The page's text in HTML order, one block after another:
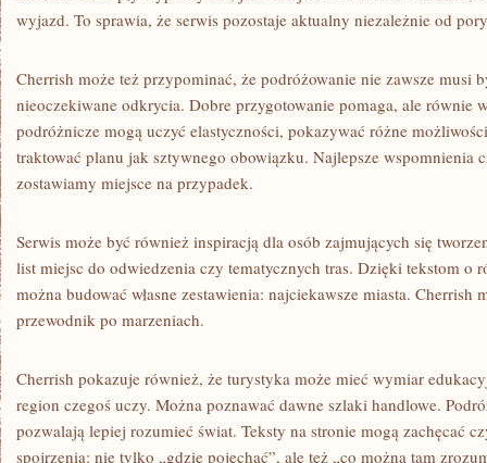
wyjazd. To sprawia, że serwis pozostaje aktualny niezależnie od
Cherrish może też przypominać, że podróżowanie nie zawsze musi
nieoczekiwane odkrycia. Dobre przygotowanie pomaga, ale równie
podróżnicze mogą uczyć elastyczności, pokazywać różne
traktować planu jak sztywnego obowiązku. Najlepsze wspomnienia
zostawiamy miejsce na przypadek.
Serwis może być również inspiracją dla osób zajmujących się
list miejsc do odwiedzenia czy tematycznych tras. Dzięki tekstom o
można budować własne zestawienia: najciekawsze miasta. Cherrish
przewodnik po marzeniach.
Cherrish pokazuje również, że turystyka może mieć wymiar
region czegoś uczy. Można poznawać dawne szlaki handlowe.
pozwalają lepiej rozumieć świat. Teksty na stronie mogą zachęcać
spojrzenia: nie tylko „gdzie pojechać”, ale też „co można tam